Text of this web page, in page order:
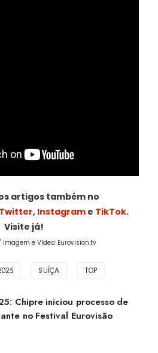
artigos também no
Twitter, Instagrame TikTok.
Visite já!
Imagem e Vídeo: Eurovision.tv
SUÍÇA TOP
Chipre iniciou processo de
no Festival Eurovisão